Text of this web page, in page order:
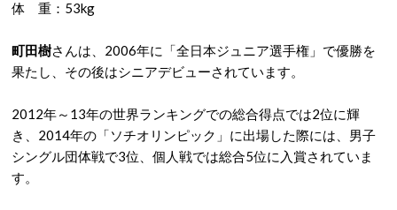
体 重：53kg
町田樹さんは、2006年に「全日本ジュニア選手権」で優勝を
果たし、その後はシニアデビューされています。
2012年～13年の世界ランキングでの総合得点では2位に輝
き、2014年の「ソチオリンピック」に出場した際には、男子
シングル団体戦で3位、個人戦では総合5位に入賞されていま
す。